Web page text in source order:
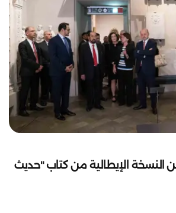
النسخة الإيطالية من كتاب "حديث